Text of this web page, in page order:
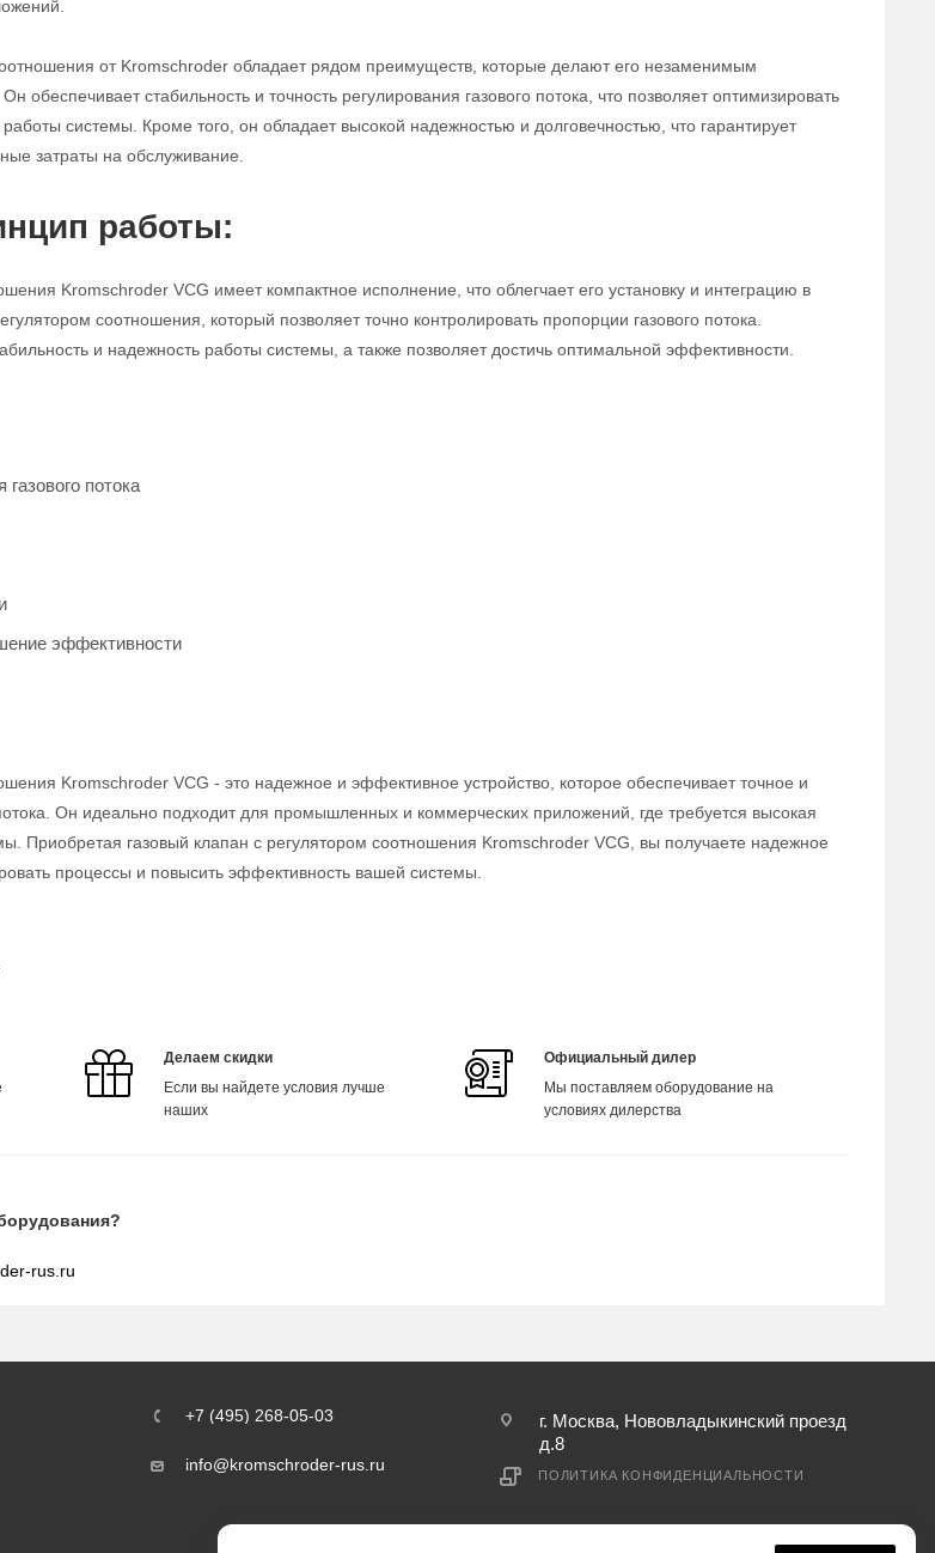
от Kromschroder обладает рядом преимуществ, которые делают его незаменимым
обеспечивает стабильность и точность регулирования газового потока, что позволяет оптимизировать
системы. Кроме того, он обладает высокой надежностью и долговечностью, что гарантирует
затраты на обслуживание.
работы:
Kromschroder VCG имеет компактное исполнение, что облегчает его установку и интеграцию в
соотношения, который позволяет точно контролировать пропорции газового потока.
и надежность работы системы, а также позволяет достичь оптимальной эффективности.
потока
эффективности
Kromschroder VCG - это надежное и эффективное устройство, которое обеспечивает точное и
Он идеально подходит для промышленных и коммерческих приложений, где требуется высокая
Приобретая газовый клапан с регулятором соотношения Kromschroder VCG, вы получаете надежное
процессы и повысить эффективность вашей системы.
Делаем скидки
Если вы найдете условия лучше
наших
Официальный дилер
Мы поставляем оборудование на
условиях дилерства
rus.ru
+7 (495) 268-05-03
info@kromschroder-rus.ru
г. Москва, Нововладыкинский проезд
д.8
ПОЛИТИКА КОНФИДЕНЦИАЛЬНОСТИ